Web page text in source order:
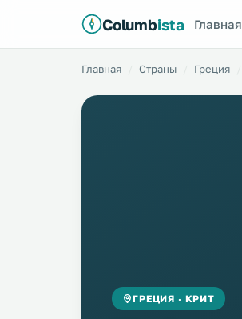
Columbista Главная
Главная Страны Греция
ГРЕЦИЯ · КРИТ